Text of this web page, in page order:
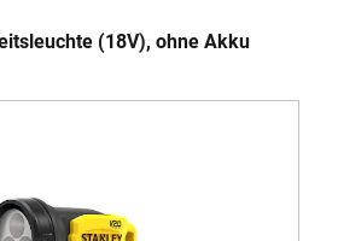
(18V), ohne Akku